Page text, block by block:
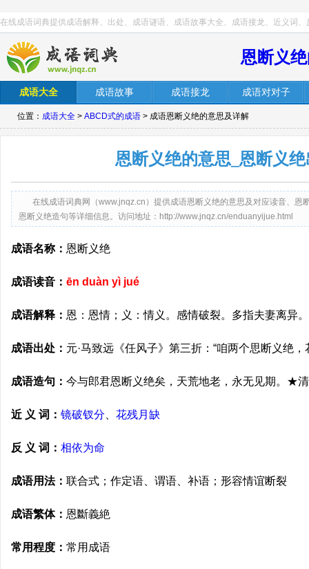
在线成语词典提供成语解释、出处、成语谜语、成语故事大全、成语接龙、近义词、
恩断义
成语大全 成语故事 成语接龙 成语对对子
位置： 成语大全 > ABCD式的成语 > 成语恩断义绝的意思及详解
恩断义绝的意思_恩断义
在线成语词典网（www.jnqz.cn）提供成语恩断义绝的意思及对应读音、恩
恩断义绝造句等详细信息。访问地址：http://www.jnqz.cn/enduanyijue.html
成语名称： 恩断义绝
成语读音： ēn duàn yì jué
成语解释： 恩：恩情；义：情义。感情破裂。多指夫妻离异。
成语出处： 元·马致远《任风子》第三折：“咱两个思断义绝
成语造句： 今与郎君恩断义绝矣，天荒地老，永无见期。★
近 义 词： 镜破钗分 花残月缺
反 义 词： 相依为命
成语用法： 联合式；作定语、谓语、补语；形容情谊断裂
成语繁体： 恩斷義絶
常用程度： 常用成语